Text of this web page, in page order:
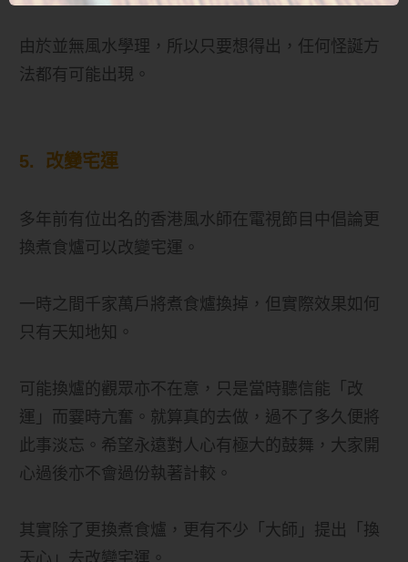
由於並無風水學理，所以只要想得出，任何怪誕方
法都有可能出現。
5. 改變宅運
多年前有位出名的香港風水師在電視節目中倡論更
換煮食爐可以改變宅運。
一時之間千家萬戶將煮食爐換掉，但實際效果如何
只有天知地知。
可能換爐的觀眾亦不在意，只是當時聽信能「改
運」而霎時亢奮。就算真的去做，過不了多久便將
此事淡忘。希望永遠對人心有極大的鼓舞，大家開
心過後亦不會過份執著計較。
其實除了更換煮食爐，更有不少「大師」提出「換
天心」去改變宅運。